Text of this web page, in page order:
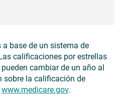
base de un sistema de
calificaciones por estrellas
cambiar de un año al
sobre la calificación de
www.medicare.gov.